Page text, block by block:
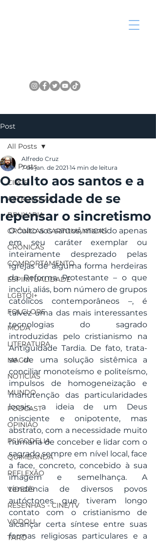
Post
All Posts
CIRCE
ASTROLOGIA
BRUXARIA
CRÔNICAS CARTOMÂNTICAS
CRÔNICAS
COMPORTAMENTO
ESPIRITUALIDADE
LGBTQI+
FOLCLORE
MODA
LITERATURA
MAGIA
NOTÍCIAS
MUNDO
PODCAST
OPINIÃO
PSICODELIA
QUIMBANDA
REFLEXÃO
VÍDEOS
RESENHAS - CINE/TV
VODOU
TARÔ
All Posts
O culto aos santos e a
necessidade de se
repensar o sincretismo
Alfredo Cruz
7 de jan. de 2021 14 min de leitura
O culto aos santos, mantido apenas
em seu caráter exemplar ou
inteiramente desprezado pelas
Igrejas de alguma forma herdeiras
da Reforma Protestante – o que
inclui, aliás, bom número de grupos
católicos contemporâneos –, é
talvez uma das mais interessantes
tecnologias do sagrado
introduzidas pelo cristianismo na
Antiguidade Tardia. De fato, trata-
se de uma solução sistêmica a
conciliar monoteísmo e politeísmo,
impulsos de homogeneização e
manutenção das particularidades
locais, a ideia de um Deus
onisciente e onipotente, mas
abstrato, com a necessidade muito
humana de conceber e lidar com o
sagrado sempre em nível local, face
a face, concreto, concebido à sua
imagem e semelhança. A
tendência de diversos povos
autóctones que tiveram longo
contato com o cristianismo de
alcançar certa síntese entre suas
formas religiosas particulares e a